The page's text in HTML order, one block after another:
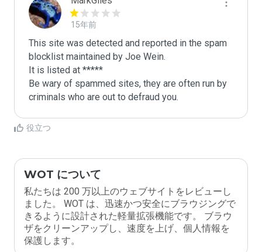
15年前
This site was detected and reported in the spam
blocklist maintained by Joe Wein.
It is listed at *****
Be wary of spammed sites, they are often run by
criminals who are out to defraud you.
役立つ
WOT について
私たちは 200 万以上のウェブサイトをレビューし
ました。 WOT は、迅速かつ安全にブラウジングで
きるように設計された軽量拡張機能です。 ブラウ
ザをクリーンアップし、速度を上げ、個人情報を
保護します。